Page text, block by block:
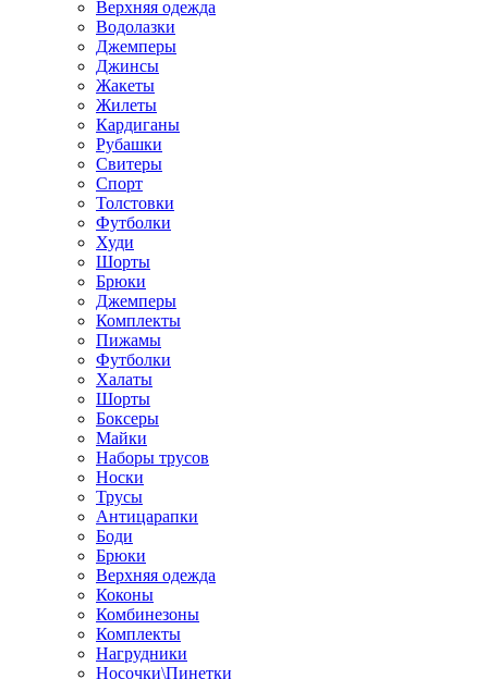
Верхняя одежда
Водолазки
Джемперы
Джинсы
Жакеты
Жилеты
Кардиганы
Рубашки
Свитеры
Спорт
Толстовки
Футболки
Худи
Шорты
Брюки
Джемперы
Комплекты
Пижамы
Футболки
Халаты
Шорты
Боксеры
Майки
Наборы трусов
Носки
Трусы
Антицарапки
Боди
Брюки
Верхняя одежда
Коконы
Комбинезоны
Комплекты
Нагрудники
Носочки\Пинетки